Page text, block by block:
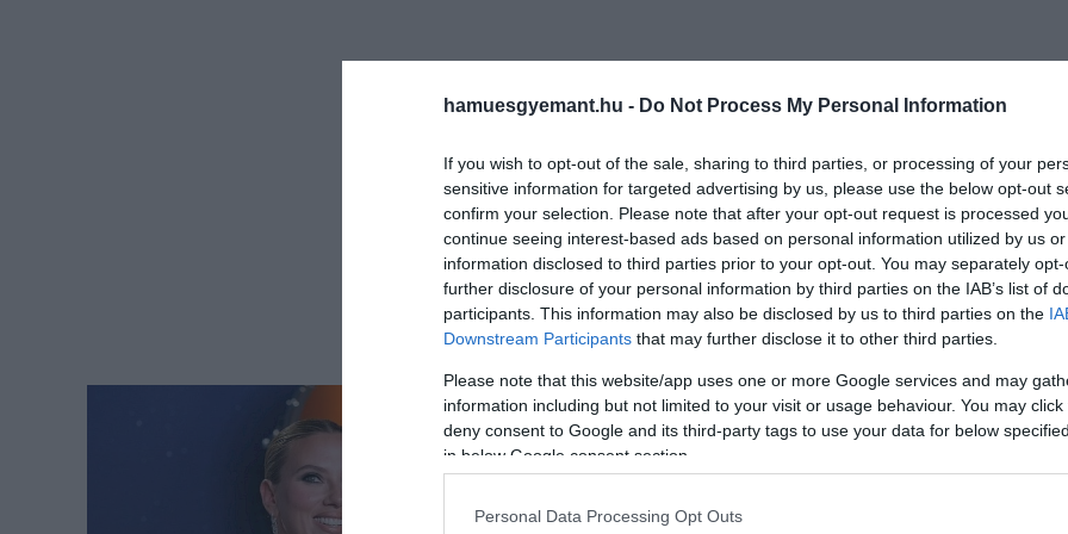
hamuesgyemant.hu - Do Not Process My Personal Information
If you wish to opt-out of the sale, sharing to third parties, or processing of your
sensitive information for targeted advertising by us, please use the below opt-out
confirm your selection. Please note that after your opt-out request is processed
continue seeing interest-based ads based on personal information utilized by us
information disclosed to third parties prior to your opt-out. You may separately
further disclosure of your personal information by third parties on the IAB’s list of
participants. This information may also be disclosed by us to third parties on the
Downstream Participants that may further disclose it to other third parties.
Please note that this website/app uses one or more Google services and may
information including but not limited to your visit or usage behaviour. You may
deny consent to Google and its third-party tags to use your data for below
in below Google consent section.
Personal Data Processing Opt Outs